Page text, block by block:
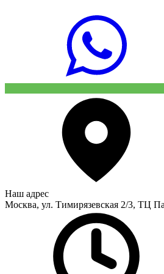
Наш адрес
Москва, ул. Тимирязевская 2/3, ТЦ